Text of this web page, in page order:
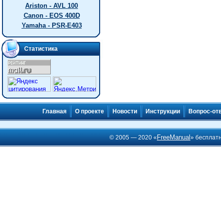
Ariston - AVL 100
Canon - EOS 400D
Yamaha - PSR-E403
Статистика
Главная О проекте Новости Инструкции Вопрос-
© 2005 — 2020 « FreeManual»